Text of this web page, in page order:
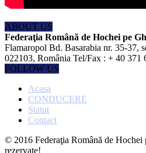
ABOUT US
Federaţia Română de Hochei pe
Flamaropol Bd. Basarabia nr. 35-37,
022103, România Tel/Fax : + 40 371
FOLLOW US
Acasa
CONDUCERE
Statut
Contact
© 2016 Federaţia Română de Hochei
rezervate!